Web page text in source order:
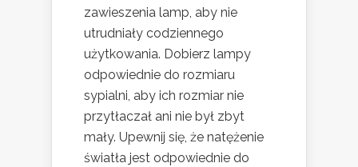
zawieszenia lamp, aby nie
utrudniały codziennego
użytkowania. Dobierz lampy
odpowiednie do rozmiaru
sypialni, aby ich rozmiar nie
przytłaczał ani nie był zbyt
mały. Upewnij się, że natężenie
światła jest odpowiednie do